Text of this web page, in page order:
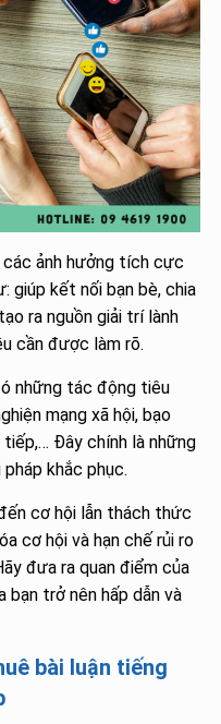
ảnh hưởng tích cực
giúp kết nối bạn bè, chia
ra nguồn giải trí lành
cần được làm rõ.
những tác động tiêu
mạng xã hội, bạo
Đây chính là những
khắc phục.
cơ hội lẫn thách thức
cơ hội và hạn chế rủi ro
đưa ra quan điểm của
bạn trở nên hấp dẫn và
bài luận tiếng